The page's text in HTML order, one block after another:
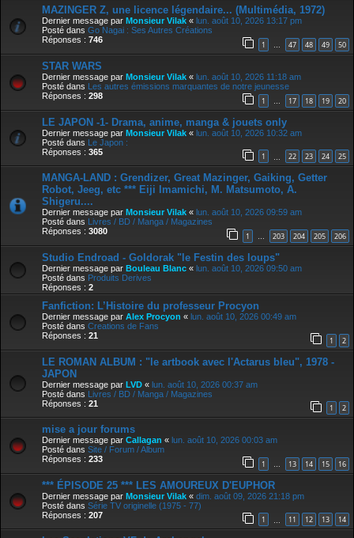
MAZINGER Z, une licence légendaire... (Multimédia, 1972)
Dernier message par Monsieur Vilak « lun. août 10, 2026 13:17 pm
Posté dans Go Nagai : Ses Autres Créations
Réponses : 746 1 … 47 48 49 50
STAR WARS
Dernier message par Monsieur Vilak « lun. août 10, 2026 11:18 am
Posté dans Les autres émissions marquantes de notre jeunesse
Réponses : 298 1 … 17 18 19 20
LE JAPON -1- Drama, anime, manga & jouets only
Dernier message par Monsieur Vilak « lun. août 10, 2026 10:32 am
Posté dans Le Japon :
Réponses : 365 1 22 23 24 25
MANGA-LAND : Grendizer, Great Mazinger, Gaiking, Getter
Robot, Jeeg, etc *** Eiji Imamichi, M. Matsumoto, A.
Shigeru....
Dernier message par Monsieur Vilak « lun. août 10, 2026 09:59 am
Posté dans
Livres / BD / Manga / Magazines
Réponses : 3080 1 … 203 204 205 206
Studio Endroad - Goldorak "le Festin des loups"
Dernier message par Bouleau Blanc « lun. août 10, 2026 09:50 am
Posté dans Produits Derives
Réponses : 2
Fanfiction: L’Histoire du professeur Procyon
Dernier message par Alex Procyon « lun. août 10, 2026 00:49 am
Posté dans Creations de Fans
Réponses : 21 1 2
LE ROMAN ALBUM : "le artbook avec l'Actarus bleu", 1978 -
JAPON
Dernier message par LVD « lun. août 10, 2026 00:37 am
Posté dans Livres / BD / Manga / Magazines
Réponses : 21 1 2
mise a jour forums
Dernier message par Callagan « lun. août 10, 2026 00:03 am
Posté dans Site / Forum / Album
Réponses : 233 1 … 13 14 15 16
*** ÉPISODE 25 *** LES AMOUREUX D'EUPHOR
Dernier message par Monsieur Vilak « dim. août 09, 2026 21:18 pm
Posté dans Série TV originelle (1975 - 77)
Réponses : 207 1 11 12 13 14